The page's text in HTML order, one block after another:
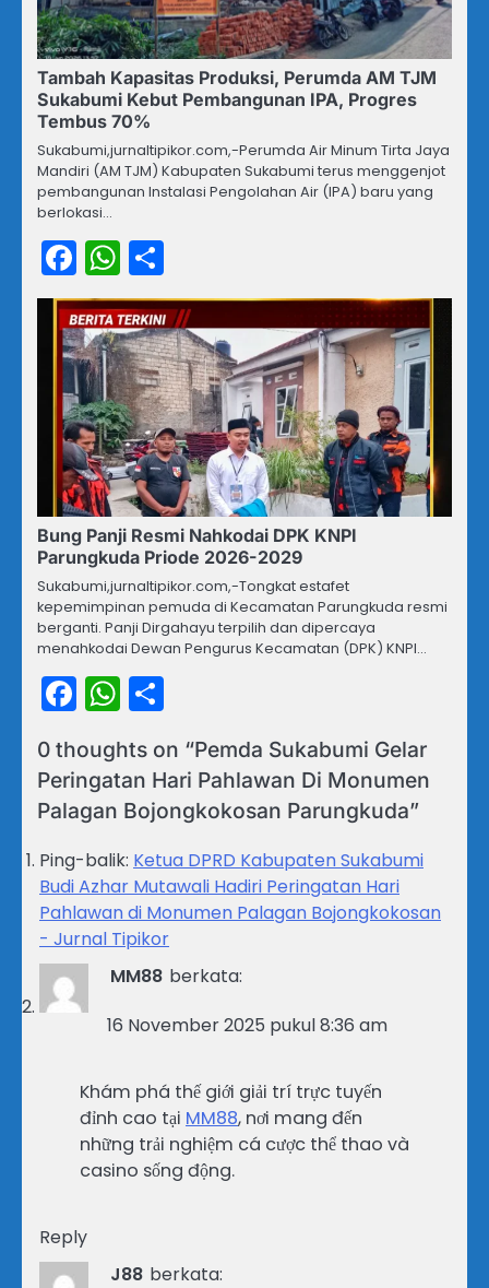
Tambah Kapasitas Produksi, Perumda AM TJM
Sukabumi Kebut Pembangunan IPA, Progres
Tembus 70%
Sukabumi,jurnaltipikor.com,-Perumda Air Minum Tirta Jaya
Mandiri (AM TJM) Kabupaten Sukabumi terus menggenjot
pembangunan Instalasi Pengolahan Air (IPA) baru yang
berlokasi…
Facebook
WhatsApp
Bung Panji Resmi Nahkodai DPK KNPI
Parungkuda Priode 2026-2029
Sukabumi,jurnaltipikor.com,-Tongkat estafet
kepemimpinan pemuda di Kecamatan Parungkuda resmi
berganti. Panji Dirgahayu terpilih dan dipercaya
menahkodai Dewan Pengurus Kecamatan (DPK) KNPI…
Facebook
WhatsApp
0 thoughts on “Pemda Sukabumi Gelar
Peringatan Hari Pahlawan Di Monumen
Palagan Bojongkokosan Parungkuda”
Ping-balik: Ketua DPRD Kabupaten Sukabumi
Budi Azhar Mutawali Hadiri Peringatan Hari
Pahlawan di Monumen Palagan Bojongkokosan
- Jurnal Tipikor
MM88 berkata:
16 November 2025 pukul 8:36 am
Khám phá thế giới giải trí trực tuyến
đỉnh cao tại MM88, nơi mang đến
những trải nghiệm cá cược thể thao và
casino sống động.
Reply
J88 berkata: